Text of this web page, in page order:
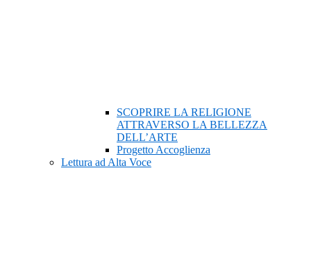
SCOPRIRE LA RELIGIONE
ATTRAVERSO LA BELLEZZA
DELL’ARTE
Progetto Accoglienza
Lettura ad Alta Voce